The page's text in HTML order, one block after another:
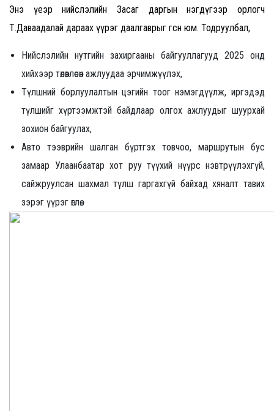
Энэ үеэр нийслэлийн Засаг даргын нэгдүгээр орлогч
Т.Даваадалай дараах үүрэг даалгаврыг өгсөн юм. Тодруулбал,
Нийслэлийн нутгийн захиргааны байгууллагууд 2025 онд
хийхээр төлөвлөсөн ажлуудаа эрчимжүүлэх,
Түлшний борлуулалтын цэгийн тоог нэмэгдүүлж, иргэдэд
түлшийг хүртээмжтэй байдлаар олгох ажлуудыг шуурхай
зохион байгуулах,
Авто тээврийн шалган бүртгэх товчоо, маршрутын бус
замаар Улаанбаатар хот руу түүхий нүүрс нэвтрүүлэхгүй,
сайжруулсан шахмал түлш гаргахгүй байхад хяналт тавих
зэрэг үүрэг өглөө.